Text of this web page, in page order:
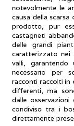
notevolmente le
causa della scarsa
prodotto, pur
castagneti
delle grandi
caratterizzato nei
valli,
necessario per
racconti raccolti in
differenti, ma
dalle
condiviso tra i
direttamente